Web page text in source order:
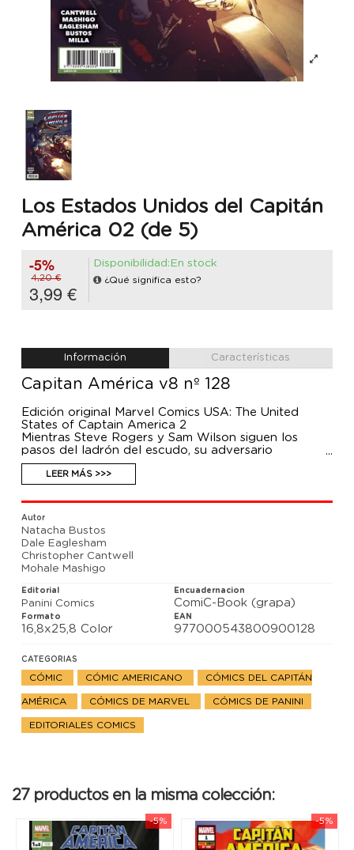
Los Estados Unidos del Capitán
América 02 (de 5)
-5%
4,20 €
3,99 €
Disponibilidad:En stock
¿Qué significa esto?
Información Características
Capitan América v8 nº 128
Edición original Marvel Comics USA: The United
States of Captain America 2
Mientras Steve Rogers y Sam Wilson siguen los
pasos del ladrón del escudo, su adversario
permanece un paso por delante de ellos. Algunos
de los más veteranos enemigos del Capitán América
se encuentran detrás de la conspiración. Pero
¿quiénes? ¡Con la presentación de la Capitana
América de Harrisburg!
LEER MÁS >>>
Autor
Natacha Bustos
Dale Eaglesham
Christopher Cantwell
Mohale Mashigo
Editorial
Panini Comics
Encuadernacion
ComiC-Book (grapa)
Formato
16,8x25,8 Color
EAN
977000543800900128
CATEGORIAS
CÓMIC CÓMIC AMERICANO CÓMICS DEL CAPITÁN
AMÉRICA CÓMICS DE MARVEL CÓMICS DE PANINI
EDITORIALES COMICS
27 productos en la misma colección:
-5% -5%